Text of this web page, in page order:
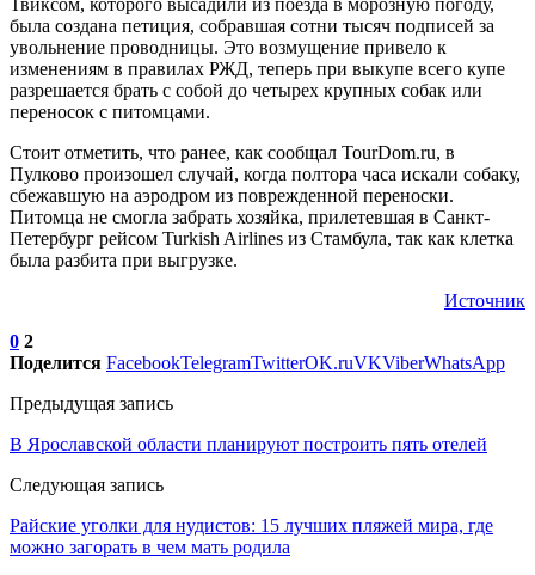
была создана петиция, собравшая сотни тысяч подписей за
увольнение проводницы. Это возмущение привело к
изменениям в правилах РЖД, теперь при выкупе всего купе
разрешается брать с собой до четырех крупных собак или
переносок с питомцами.
Стоит отметить, что ранее, как сообщал TourDom.ru, в
Пулково произошел случай, когда полтора часа искали собаку,
сбежавшую на аэродром из поврежденной переноски.
Питомца не смогла забрать хозяйка, прилетевшая в Санкт-
Петербург рейсом Turkish Airlines из Стамбула, так как клетка
была разбита при выгрузке.
Источник
0 2
Поделится FacebookTelegramTwitterOK.ruVKViberWhatsApp
Предыдущая запись
В Ярославской области планируют построить пять отелей
Следующая запись
Райские уголки для нудистов: 15 лучших пляжей мира, где
можно загорать в чем мать родила